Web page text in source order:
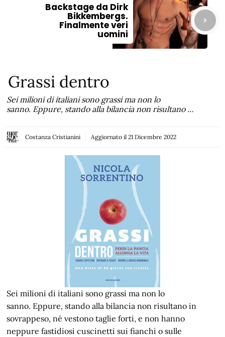
Backstage da Dirk
Bikkembergs.
Finalmente veri
uomini
Grassi dentro
Sei milioni di italiani sono grassi ma non lo
sanno. Eppure, stando alla bilancia non risultano …
Costanza Cristianini Aggiornato il 21 Dicembre 2022
Sei milioni di italiani sono grassi ma non lo
sanno. Eppure, stando alla bilancia non risultano in
sovrappeso, né vestono taglie forti, e non hanno
neppure fastidiosi cuscinetti sui fianchi o sulle